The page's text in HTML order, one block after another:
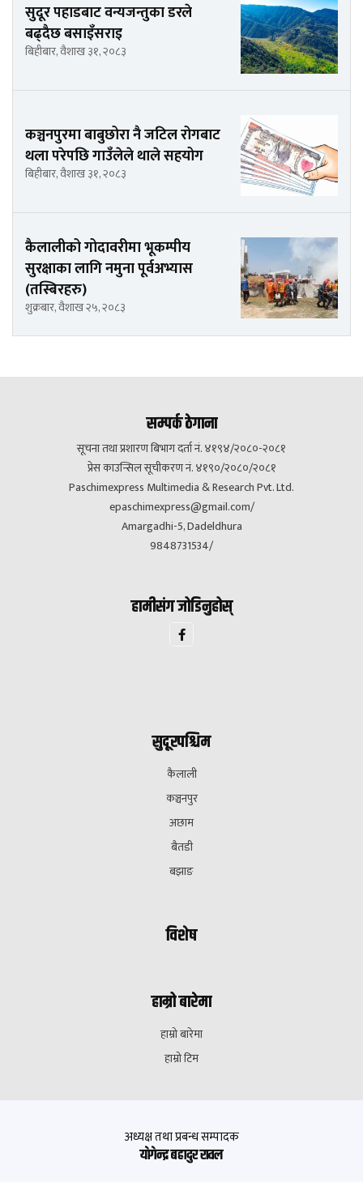
सुदूर पहाडबाट वन्यजन्तुका डरले
बढ्दैछ बसाइँसराइ
बिहीबार, वैशाख ३१, २०८३
कञ्चनपुरमा बाबुछोरा नै जटिल रोगबाट
थला परेपछि गाउँलेले थाले सहयोग
बिहीबार, वैशाख ३१, २०८३
कैलालीको गोदावरीमा भूकम्पीय
सुरक्षाका लागि नमुना पूर्वअभ्यास
(तस्बिरहरु)
शुक्रबार, वैशाख २५, २०८३
सम्पर्क ठेगाना
सूचना तथा प्रशारण बिभाग दर्ता नं. ४१९४/२०८०-२०८१
प्रेस काउन्सिल सूचीकरण नं. ४१९०/२०८०/२०८१
Paschimexpress Multimedia & Research Pvt. Ltd.
epaschimexpress@gmail.com/
Amargadhi-5, Dadeldhura
9848731534/
हामीसंग जोडिनुहोस्
सुदूरपश्चिम
कैलाली
कञ्चनपुर
अछाम
बैतडी
बझाङ
विशेष
हाम्रो बारेमा
हाम्रो बारेमा
हाम्रो टिम
अध्यक्ष तथा प्रबन्ध सम्पादक
याेगेन्द्र बहादुर रावल